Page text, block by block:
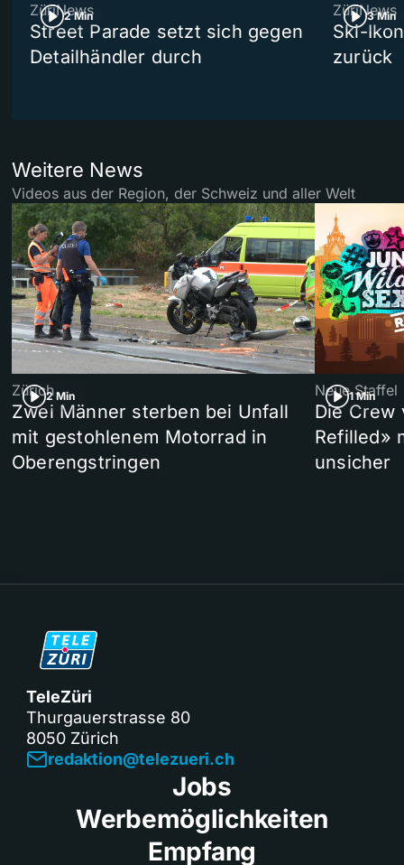
2 Min
ZüriNews
Street Parade setzt sich gegen
Detailhändler durch
3 Min
ZüriNews
Ski-
zurück
Weitere News
Videos aus der Region, der Schweiz und aller Welt
2 Min
Zürich
Zwei Männer sterben bei Unfall
mit gestohlenem Motorrad in
Oberengstringen
1 Min
Neue Staffel
Die Crew
Refilled»
unsicher
TeleZüri
Thurgauerstrasse 80
8050 Zürich
redaktion@telezueri.ch
Jobs
Werbemöglichkeiten
Empfang